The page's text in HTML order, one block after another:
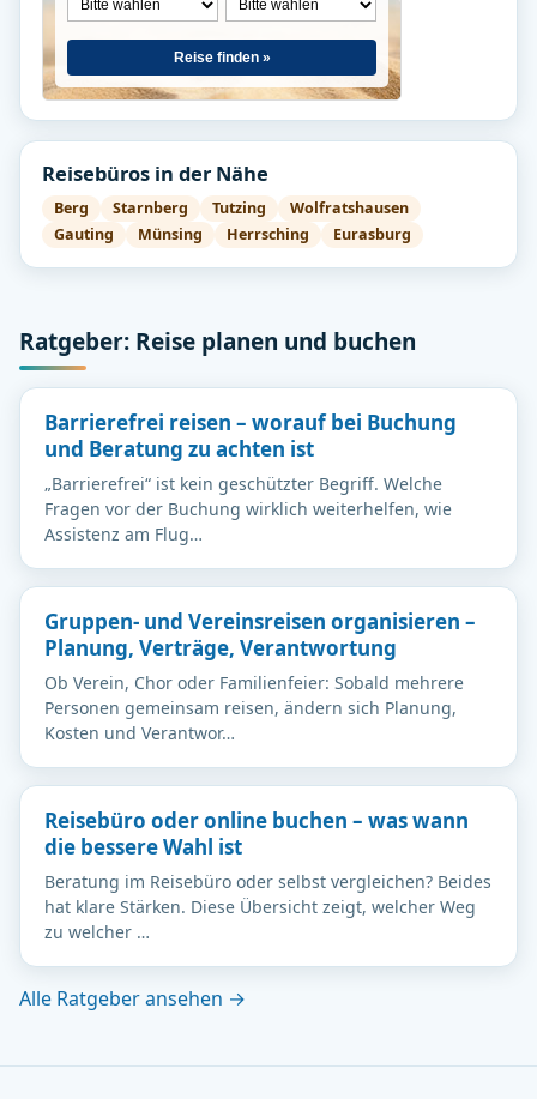
Reise finden »
Reisebüros in der Nähe
Berg Starnberg Tutzing
Wolfratshausen
Gauting
Münsing Herrsching Eurasburg
Ratgeber: Reise planen und buchen
Barrierefrei reisen – worauf bei Buchung
und Beratung zu achten ist
„Barrierefrei“ ist kein geschützter Begriff. Welche
Fragen vor der Buchung wirklich weiterhelfen, wie
Assistenz am Flug…
Gruppen- und Vereinsreisen organisieren –
Planung, Verträge, Verantwortung
Ob Verein, Chor oder Familienfeier: Sobald mehrere
Personen gemeinsam reisen, ändern sich Planung,
Kosten und Verantwor…
Reisebüro oder online buchen – was wann
die bessere Wahl ist
Beratung im Reisebüro oder selbst vergleichen? Beides
hat klare Stärken. Diese Übersicht zeigt, welcher Weg
zu welcher …
Alle Ratgeber ansehen →